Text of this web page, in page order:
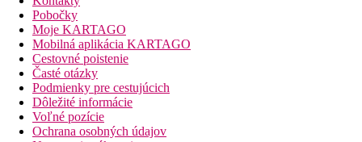
Pobočky
Moje KARTAGO
Mobilná aplikácia KARTAGO
Cestovné poistenie
Časté otázky
Podmienky pre cestujúcich
Dôležité informácie
Voľné pozície
Ochrana osobných údajov